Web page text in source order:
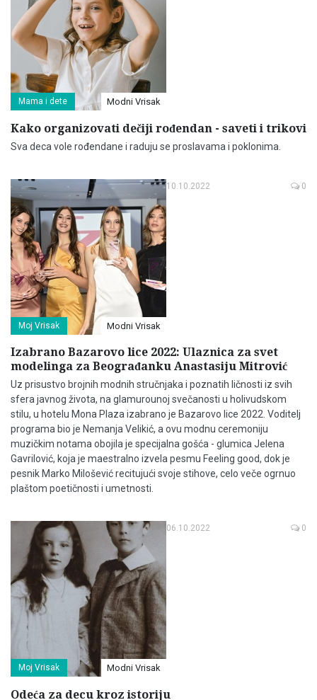
Mama i dete Modni Vrisak
Kako organizovati dečiji rođendan - saveti i trikovi
Sva deca vole rođendane i raduju se proslavama i poklonima.
Moj Vrisak Modni Vrisak
10.10.2022 0
Izabrano Bazarovo lice 2022: Ulaznica za svet
modelinga za Beograđanku Anastasiju Mitrović
Uz prisustvo brojnih modnih stručnjaka i poznatih ličnosti iz svih
sfera javnog života, na glamurounoj svečanosti u holivudskom
stilu, u hotelu Mona Plaza izabrano je Bazarovo lice 2022. Voditelj
programa bio je Nemanja Velikić, a ovu modnu ceremoniju
muzičkim notama obojila je specijalna gošća - glumica Jelena
Gavrilović, koja je maestralno izvela pesmu Feeling good, dok je
pesnik Marko Milošević recitujući svoje stihove, celo veče ogrnuo
plaštom poetičnosti i umetnosti.
Moj Vrisak Modni Vrisak
06.10.2022 0
Odeća za decu kroz istoriju